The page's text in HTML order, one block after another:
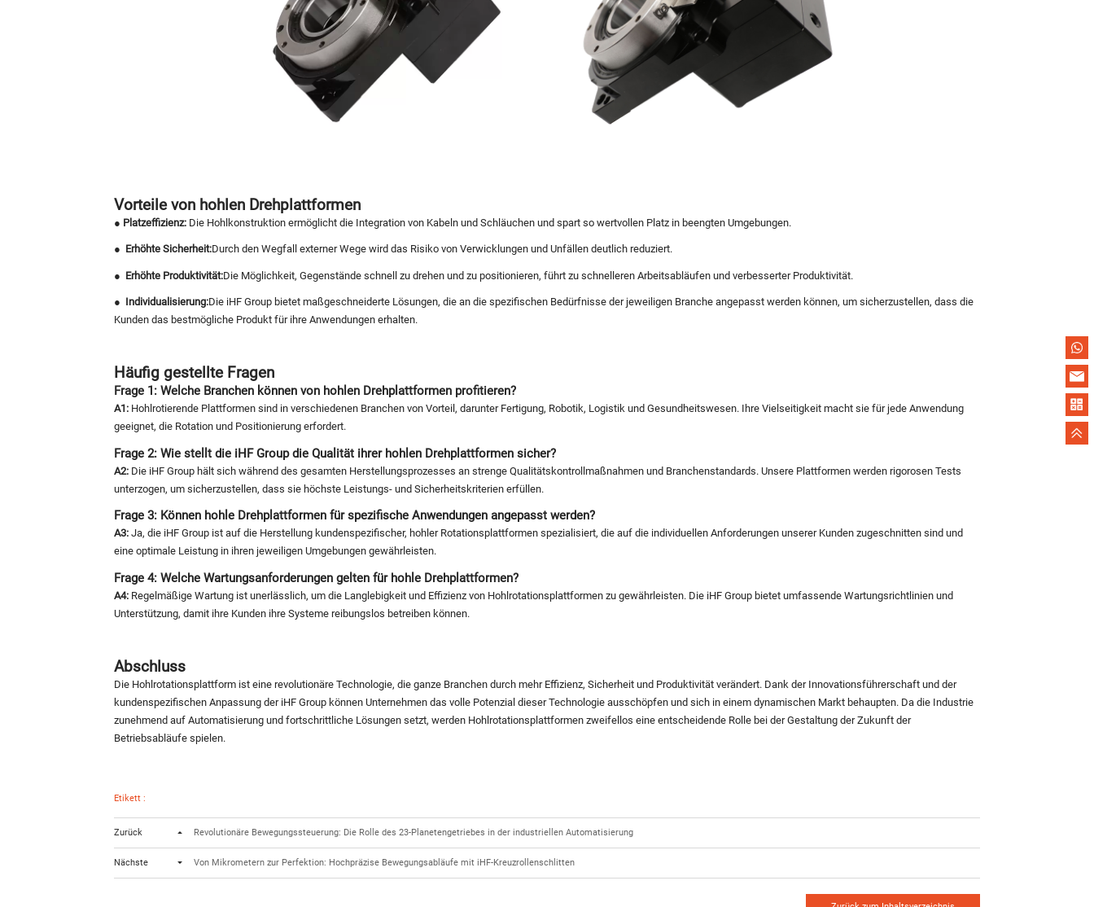
Vorteile von hohlen Drehplattformen
● Platzeffizienz: Die Hohlkonstruktion ermöglicht die Integration von Kabeln und Schläuchen und spart so wertvollen Platz in beengten Umgebungen.
● Erhöhte Sicherheit:Durch den Wegfall externer Wege wird das Risiko von Verwicklungen und Unfällen deutlich reduziert.
● Erhöhte Produktivität:Die Möglichkeit, Gegenstände schnell zu drehen und zu positionieren, führt zu schnelleren Arbeitsabläufen und verbesserter Produktivität.
● Individualisierung:Die iHF Group bietet maßgeschneiderte Lösungen, die an die spezifischen Bedürfnisse der jeweiligen Branche angepasst werden können, um sicherzustellen, dass die
Kunden das bestmögliche Produkt für ihre Anwendungen erhalten.
Häufig gestellte Fragen
Frage 1: Welche Branchen können von hohlen Drehplattformen profitieren?
A1: Hohlrotierende Plattformen sind in verschiedenen Branchen von Vorteil, darunter Fertigung, Robotik, Logistik und Gesundheitswesen. Ihre Vielseitigkeit macht sie für jede Anwendung
geeignet, die Rotation und Positionierung erfordert.
Frage 2: Wie stellt die iHF Group die Qualität ihrer hohlen Drehplattformen sicher?
A2: Die iHF Group hält sich während des gesamten Herstellungsprozesses an strenge Qualitätskontrollmaßnahmen und Branchenstandards. Unsere Plattformen werden rigorosen Tests
unterzogen, um sicherzustellen, dass sie höchste Leistungs- und Sicherheitskriterien erfüllen.
Frage 3: Können hohle Drehplattformen für spezifische Anwendungen angepasst werden?
A3: Ja, die iHF Group ist auf die Herstellung kundenspezifischer, hohler Rotationsplattformen spezialisiert, die auf die individuellen Anforderungen unserer Kunden zugeschnitten sind und
eine optimale Leistung in ihren jeweiligen Umgebungen gewährleisten.
Frage 4: Welche Wartungsanforderungen gelten für hohle Drehplattformen?
A4: Regelmäßige Wartung ist unerlässlich, um die Langlebigkeit und Effizienz von Hohlrotationsplattformen zu gewährleisten. Die iHF Group bietet umfassende Wartungsrichtlinien und
Unterstützung, damit ihre Kunden ihre Systeme reibungslos betreiben können.
Abschluss
Die Hohlrotationsplattform ist eine revolutionäre Technologie, die ganze Branchen durch mehr Effizienz, Sicherheit und Produktivität verändert. Dank der Innovationsführerschaft und der
kundenspezifischen Anpassung der iHF Group können Unternehmen das volle Potenzial dieser Technologie ausschöpfen und sich in einem dynamischen Markt behaupten. Da die Industrie
zunehmend auf Automatisierung und fortschrittliche Lösungen setzt, werden Hohlrotationsplattformen zweifellos eine entscheidende Rolle bei der Gestaltung der Zukunft der
Betriebsabläufe spielen.
Etikett :
Zurück Revolutionäre Bewegungssteuerung: Die Rolle des 23-Planetengetriebes in der industriellen Automatisierung
Nächste Von Mikrometern zur Perfektion: Hochpräzise Bewegungsabläufe mit iHF-Kreuzrollenschlitten